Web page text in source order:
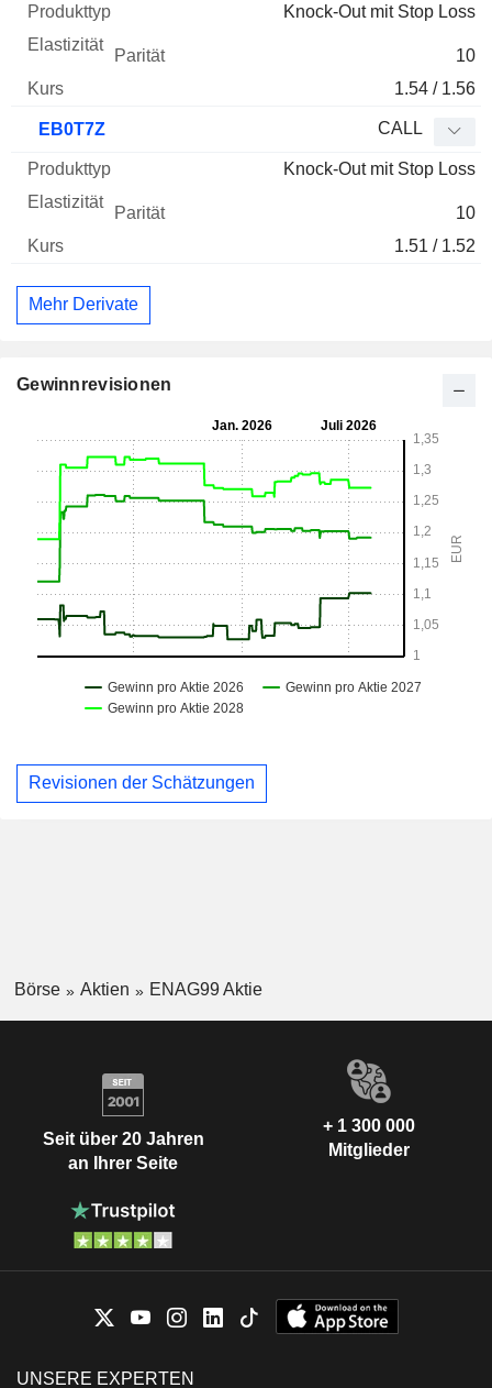
Knock-Out mit Stop Loss
10
1.54 / 1.56
EB0T7Z CALL
Knock-Out mit Stop Loss
10
1.51 / 1.52
Mehr Derivate
Gewinnrevisionen
Revisionen der Schätzungen
Börse Aktien ENAG99 Aktie
Seit über 20 Jahren
an Ihrer Seite
+ 1 300 000
Mitglieder
UNSERE EXPERTEN